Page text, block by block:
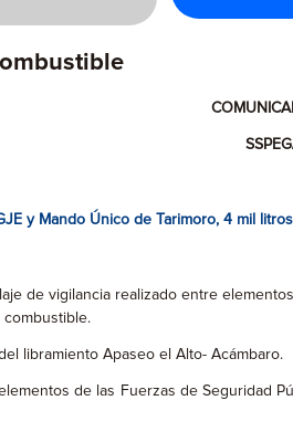
y Mando Único de Tarimoro, 4 mil
de vigilancia realizado entre
libramiento Apaseo el Alto- Acámbaro.
de las Fuerzas de Seguridad